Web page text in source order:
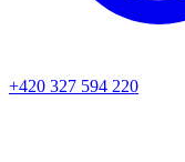
+420 327 594 220